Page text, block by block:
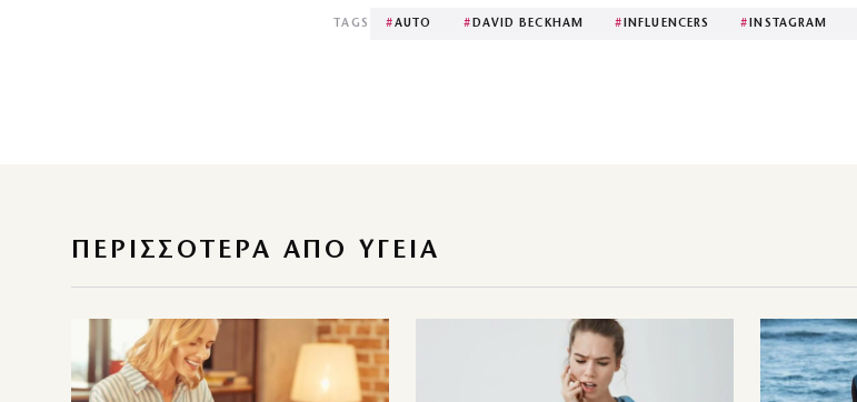
TAGS #AUTO # DAVID BECKHAM # INFLUENCERS # INSTAGRAM
ΠΕΡΙΣΣΌΤΕΡΑ ΑΠΌ ΥΓΕΙΑ